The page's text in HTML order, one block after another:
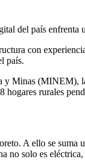
del país enfrenta
con
país.
Minas (MINEM),
rurales
A ello se
no solo es